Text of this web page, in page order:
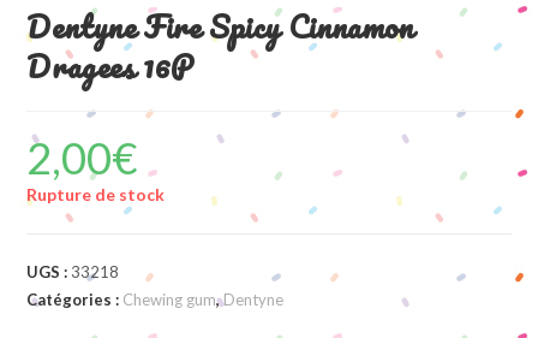
Dentyne Fire Spicy Cinnamon
Dragees 16P
2,00€
Rupture de stock
UGS : 33218
Catégories : Chewing gum,Dentyne